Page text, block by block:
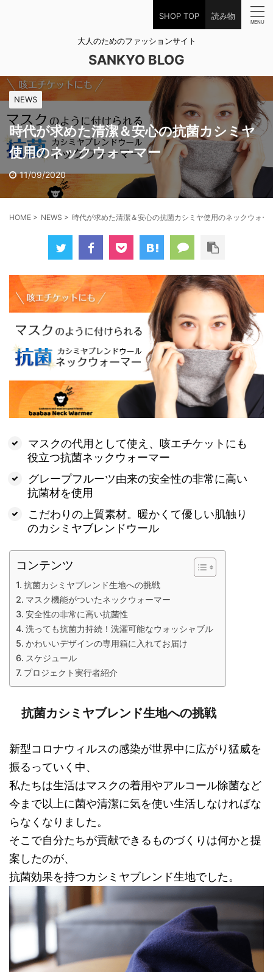
SHOP TOP 読み物
大人のためのファッションサイト
SANKYO BLOG
NEWS
時代が求めた清潔＆安心の抗菌カシミヤ
使用のネックウォーマー
11/09/2020
HOME > NEWS > 時代が求めた清潔＆安心の抗菌カシミヤ使用のネックウォー
マスクの代用として使え、咳エチケットにも
役立つ抗菌ネックウォーマー
グレープフルーツ由来の安全性の非常に高い
抗菌材を使用
こだわりの上質素材。暖かくて優しい肌触り
のカシミヤブレンドウール
コンテンツ
抗菌カシミヤブレンド生地への挑戦
マスク機能がついたネックウォーマー
安全性の非常に高い抗菌性
洗っても抗菌力持続！洗濯可能なウォッシャブル
かわいいデザインの専用箱に入れてお届け
スケジュール
プロジェクト実行者紹介
抗菌カシミヤブレンド生地への挑戦
新型コロナウィルスの感染が世界中に広がり猛威を
振るっていく中、
私たちは生活はマスクの着用やアルコール除菌など
今まで以上に菌や清潔に気を使い生活しなければな
らなくなりました。
そこで自分たちが貢献できるものづくりは何かと提
案したのが、
抗菌効果を持つカシミヤブレンド生地でした。